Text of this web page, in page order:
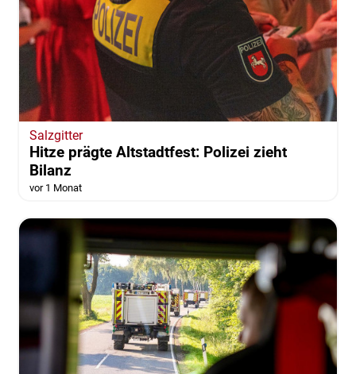
Salzgitter
Hitze prägte Altstadtfest: Polizei zieht
Bilanz
vor 1 Monat